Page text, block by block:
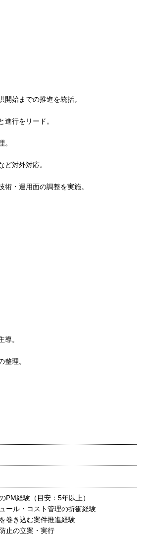
開始までの推進を統括。
進行をリード。
ど対外対応。
術・運用面の調整を実施。
導。
整理。
PM経験（目安：5年以上）
ール・コスト管理の折衝経験
巻き込む案件推進経験
止の立案・実行